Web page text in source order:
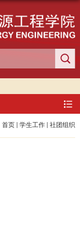
首页 学生工作 社团组织